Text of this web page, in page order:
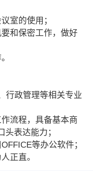
室的使用；
和保密工作，做好
行政管理等相关专业
流程，具备基本商
表达能力；
等办公软件；
正直。